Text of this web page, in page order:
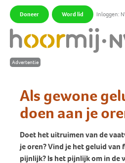
Doneer Word lid Inloggen:
Als gewone
doen aan je
Doet het uitruimen van de
je oren? Vind je het geluid van
pijnlijk? Is het pijnlijk om in de